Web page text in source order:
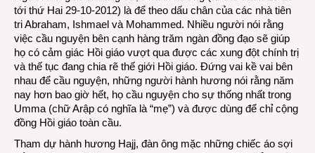
tới thứ Hai 29-10-2012) là để theo dấu chân của các nhà tiên
tri Abraham, Ishmael và Mohammed. Nhiều người nói rằng
việc cầu nguyện bên cạnh hàng trăm ngàn đồng đạo sẽ giúp
họ có cảm giác Hồi giáo vượt qua được các xung đột chính trị
và thế tục đang chia rẽ thế giới Hồi giáo. Đứng vai kề vai bên
nhau để cầu nguyện, những người hành hương nói rằng năm
nay hơn bao giờ hết, họ cầu nguyện cho sự thống nhất trong
Umma (chữ Arập có nghĩa là “mẹ”) và được dùng để chỉ cộng
đồng Hồi giáo toàn cầu.
Tham dự hành hương Hajj, đàn ông mặc những chiếc áo sợi